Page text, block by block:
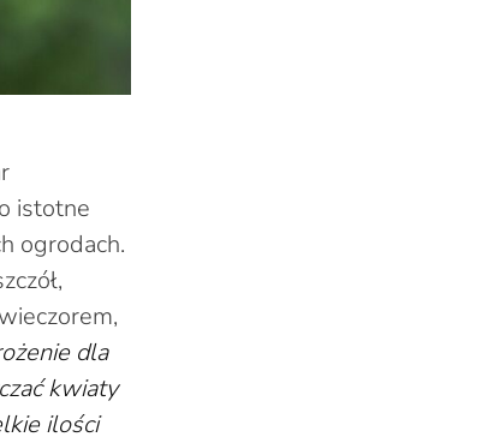
istotne
ogrodach.
dla
kwiaty
ilości